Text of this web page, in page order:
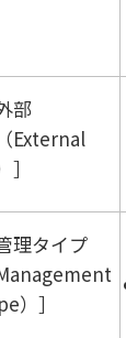
部
External
理タイプ
Management
）